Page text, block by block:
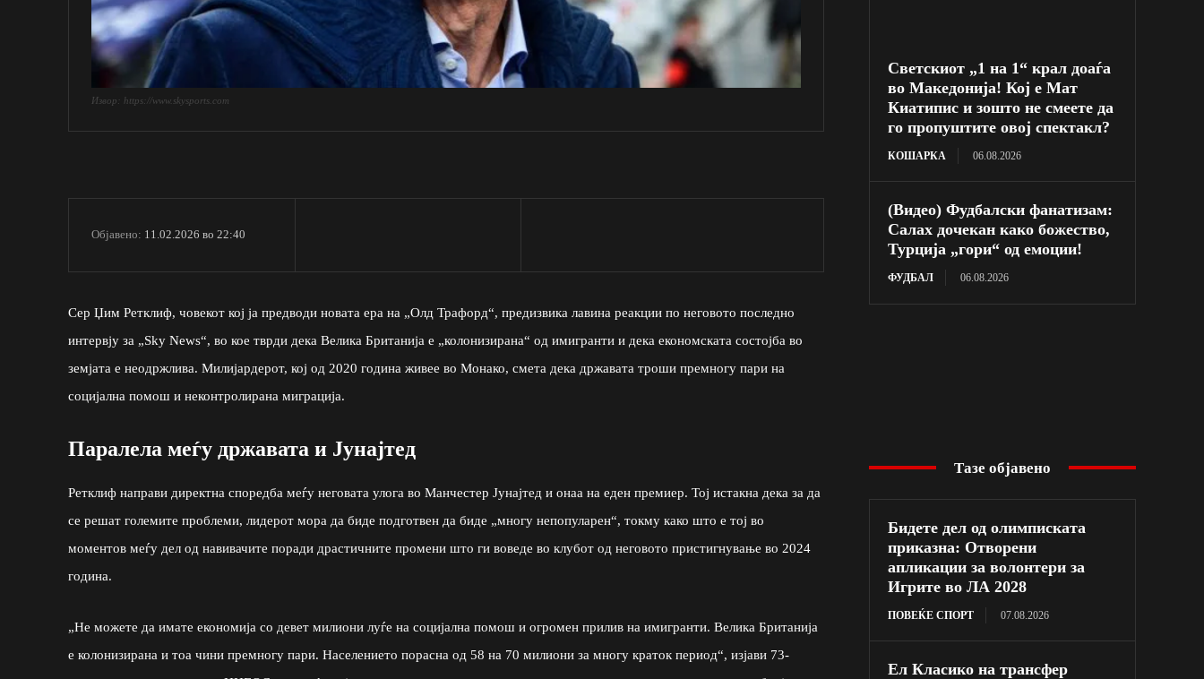
Извор: https://www.skysports.com
Објавено: 11.02.2026 во 22:40
Сер Џим Ретклиф, човекот кој ја предводи новата ера на „Олд Трафорд“, предизвика лавина реакции по неговото последно
интервју за „Sky News“, во кое тврди дека Велика Британија е „колонизирана“ од имигранти и дека економската состојба во
земјата е неодржлива. Милијардерот, кој од 2020 година живее во Монако, смета дека државата троши премногу пари на
социјална помош и неконтролирана миграција.
Паралела меѓу државата и Јунајтед
Ретклиф направи директна споредба меѓу неговата улога во Манчестер Јунајтед и онаа на еден премиер. Тој истакна дека за да
се решат големите проблеми, лидерот мора да биде подготвен да биде „многу непопуларен“, токму како што е тој во
моментов меѓу дел од навивачите поради драстичните промени што ги воведе во клубот од неговото пристигнување во 2024
година.
„Не можете да имате економија со девет милиони луѓе на социјална помош и огромен прилив на имигранти. Велика Британија
е колонизирана и тоа чини премногу пари. Населението порасна од 58 на 70 милиони за многу краток период“, изјави 73-
Светскиот „1 на 1“ крал доаѓа
во Македонија! Кој е Мат
Киатипис и зошто не смеете да
го пропуштите овој спектакл?
КОШАРКА 06.08.2026
(Видео) Фудбалски фанатизам:
Салах дочекан како божество,
Турција „гори“ од емоции!
ФУДБАЛ 06.08.2026
Тазе објавено
Бидете дел од олимписката
приказна: Отворени
апликации за волонтери за
Игрите во ЛА 2028
ПОВЕЌЕ СПОРТ 07.08.2026
Ел Класико на трансфер